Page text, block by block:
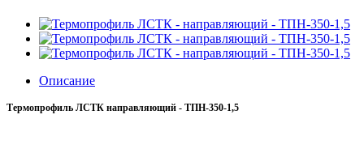
Описание
Термопрофиль ЛСТК направляющий - ТПН-350-1,5